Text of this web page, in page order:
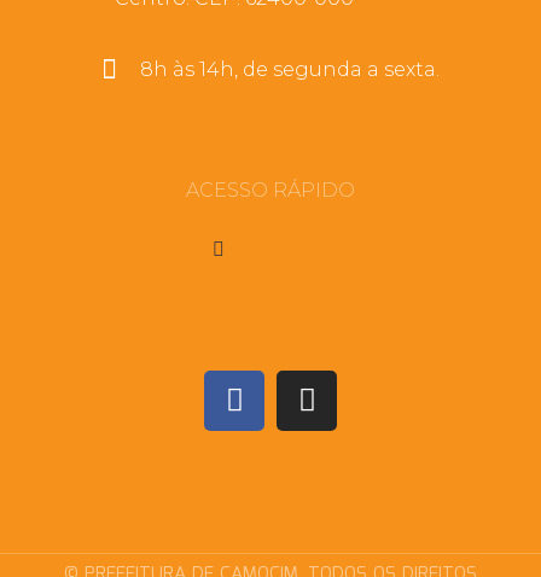
8h às 14h, de segunda a sexta.
ACESSO RÁPIDO